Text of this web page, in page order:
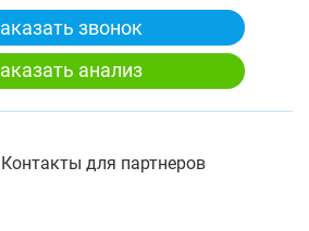
звонок
анализ
Контакты для партнеров